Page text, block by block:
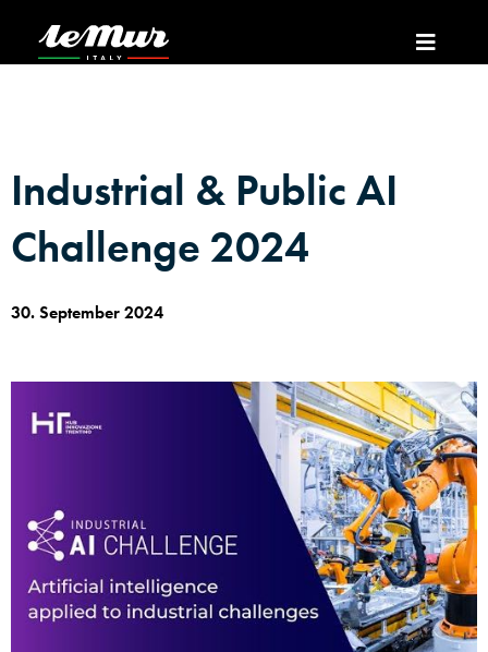
Industrial & Public AI
Challenge 2024
30. September 2024